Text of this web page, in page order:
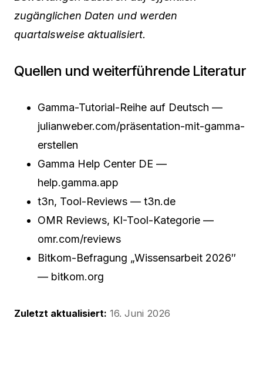
zugänglichen Daten und werden
quartalsweise aktualisiert.
Quellen und weiterführende Literatur
Gamma-Tutorial-Reihe auf Deutsch —
julianweber.com/präsentation-mit-gamma-
erstellen
Gamma Help Center DE —
help.gamma.app
t3n, Tool-Reviews — t3n.de
OMR Reviews, KI-Tool-Kategorie —
omr.com/reviews
Bitkom-Befragung „Wissensarbeit 2026″
— bitkom.org
Zuletzt aktualisiert: 16. Juni 2026